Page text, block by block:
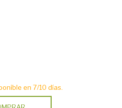
en 7/10 días.